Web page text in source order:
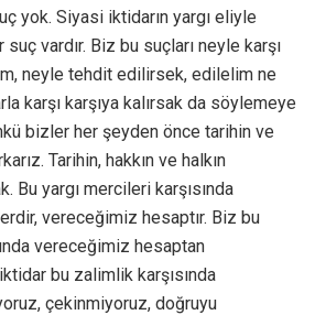
yok. Siyasi iktidarın yargı eliyle
vardır. Biz bu suçları neyle karşı
neyle tehdit edilirsek, edilelim ne
karşı karşıya kalırsak da söylemeye
bizler her şeyden önce tarihin ve
Tarihin, hakkın ve halkın
Bu yargı mercileri karşısında
vereceğimiz hesaptır. Biz bu
vereceğimiz hesaptan
bu zalimlik karşısında
çekinmiyoruz, doğruyu